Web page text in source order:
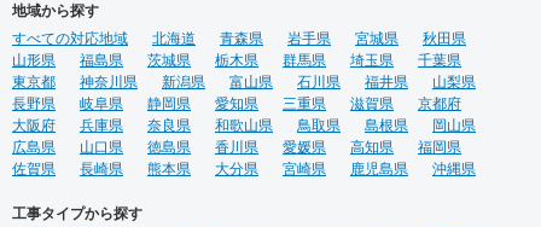
地域から探す
すべての対応地域
北海道 青森県 岩手県 宮城県
秋田県
山形県
福島県 茨城県 栃木県 群馬県 埼玉県
千葉県
東京都
神奈川県 新潟県 富山県 石川県 福井県
山梨県
長野県
岐阜県 静岡県 愛知県 三重県 滋賀県
京都府
大阪府
兵庫県 奈良県 和歌山県 鳥取県 島根県
岡山県
広島県
山口県 徳島県 香川県 愛媛県 高知県
福岡県
佐賀県
長崎県 熊本県 大分県 宮崎県 鹿児島県 沖縄県
工事タイプから探す